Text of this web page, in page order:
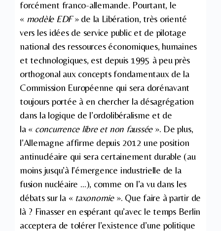
forcément franco-allemande. Pourtant, le
« modèle EDF» de la Libération, très orienté
vers les idées de service public et de pilotage
national des ressources économiques, humaines
et technologiques, est depuis 1995 à peu près
orthogonal aux concepts fondamentaux de la
Commission Européenne qui sera dorénavant
toujours portée à en chercher la désagrégation
dans la logique de l’ordolibéralisme et de
la « concurrence libre et non faussée». De plus,
l’Allemagne affirme depuis 2012 une position
antinucléaire qui sera certainement durable (au
moins jusqu’à l’émergence industrielle de la
fusion nucléaire …), comme on l’a vu dans les
débats sur la « taxonomie ». Que faire à partir de
là ? Finasser en espérant qu’avec le temps Berlin
acceptera de tolérer l’existence d’une politique